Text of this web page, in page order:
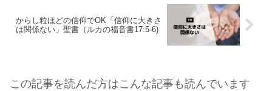
からし粒ほどの信仰でOK「信仰に大きさ
は関係ない」聖書（ルカの福音書17:5-6)
この記事を読んだ方はこんな記事も読んでいます